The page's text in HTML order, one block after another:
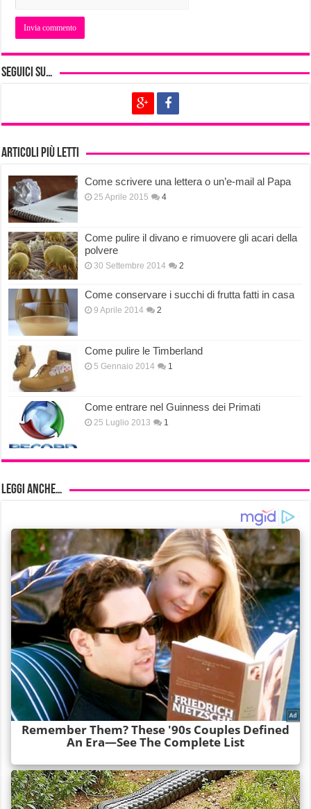
Seguici su…
Articoli più letti
Come scrivere una lettera o un’e-mail al Papa
25 Aprile 2015 4
Come pulire il divano e rimuovere gli acari della
polvere
30 Settembre 2014 2
Come conservare i succhi di frutta fatti in casa
9 Aprile 2014 2
Come pulire le Timberland
5 Gennaio 2014 1
Come entrare nel Guinness dei Primati
25 Luglio 2013 1
Leggi anche…